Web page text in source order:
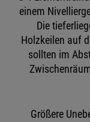
einem
Die
Holzkeilen auf
sollten im
Größere